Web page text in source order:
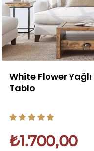
White Flower
Tablo
₺1.700,00